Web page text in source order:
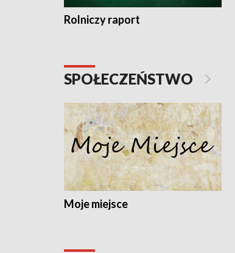
Rolniczy raport
SPOŁECZEŃSTWO
Moje miejsce